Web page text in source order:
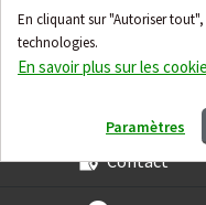
En cliquant sur "Autoriser
technologies.
En savoir plus sur les
Paramètres
réaction à la chaleur
capteur optique
Contact